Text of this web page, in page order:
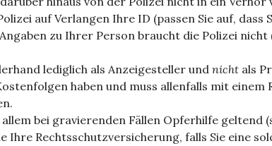
auf Verlangen Ihre ID (passen Sie auf, dass
zu Ihrer Person braucht die Polizei nicht
lediglich als Anzeigesteller und nicht als
haben und muss allenfalls mit einem
bei gravierenden Fällen Opferhilfe geltend
Ihre Rechtsschutzversicherung, falls Sie eine